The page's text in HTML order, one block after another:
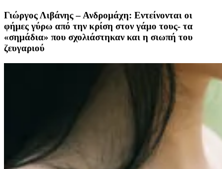
Γιώργος Λιβάνης – Ανδρομάχη: Εντείνονται οι
φήμες γύρω από την κρίση στον γάμο τους- τα
«σημάδια» που σχολιάστηκαν και η σιωπή του
ζευγαριού